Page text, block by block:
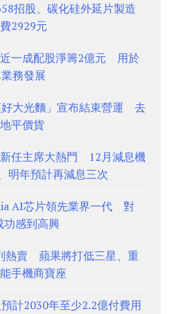
招股、碳化硅外延片製造
2929元
一成配股淨籌2億元 用於
務發展
好大光麵」宣布結束營運 去
平價貨
任主席大熱門 12月減息機
明年預計再減息三次
AI芯片領先業界一代 對
功感到高興
熱賣 蘋果將打低三星、重
手機商寶座
計2030年至少2.2億付費用